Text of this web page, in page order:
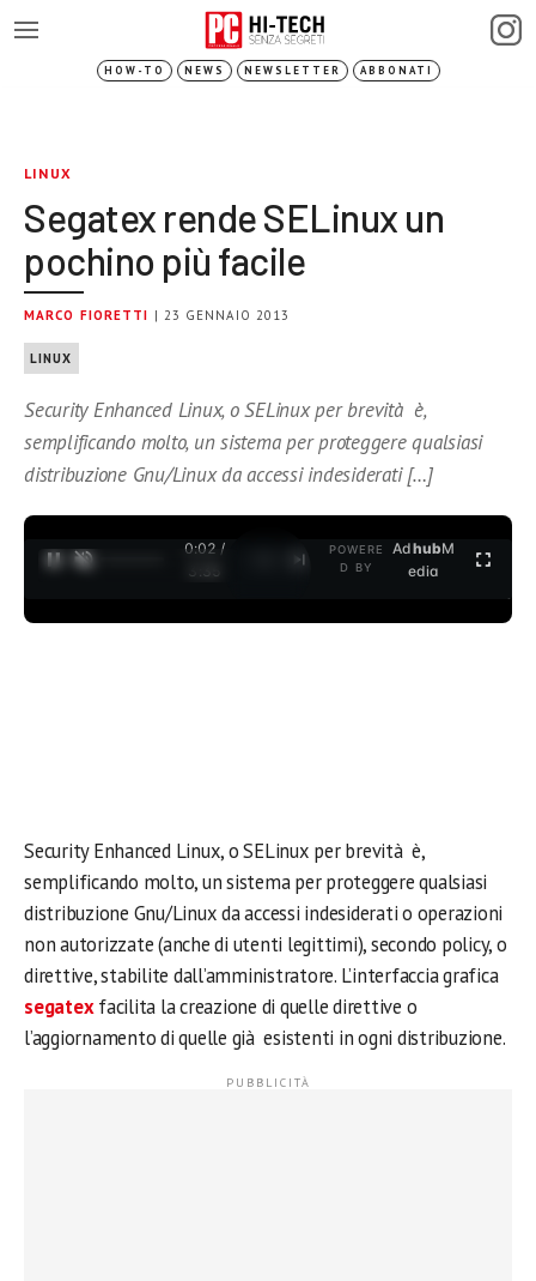
HOW-TO NEWS NEWSLETTER ABBONATI
LINUX
Segatex rende SELinux un
pochino più facile
MARCO FIORETTI | 23 GENNAIO 2013
LINUX
Security Enhanced Linux, o SELinux per brevità è,
semplificando molto, un sistema per proteggere qualsiasi
distribuzione Gnu/Linux da accessi indesiderati […]
0:02 /
3:35
POWERE
D BY
AdhubM
edia
Security Enhanced Linux, o SELinux per brevità è,
semplificando molto, un sistema per proteggere qualsiasi
distribuzione Gnu/Linux da accessi indesiderati o operazioni
non autorizzate (anche di utenti legittimi), secondo policy, o
direttive, stabilite dall’amministratore. L’interfaccia grafica
segatexfacilita la creazione di quelle direttive o
l’aggiornamento di quelle già esistenti in ogni distribuzione.